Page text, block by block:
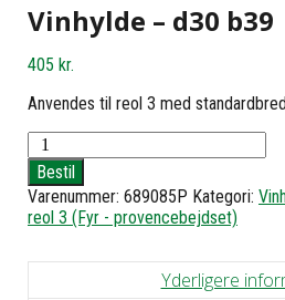
Vinhylde – d30 b39
405 kr.
Anvendes til reol 3 med
Vinhylde
-
d30
b39
antal
Bestil
Varenummer: 689085P Kategori:
reol 3 (Fyr - provencebejdset)
Yderligere